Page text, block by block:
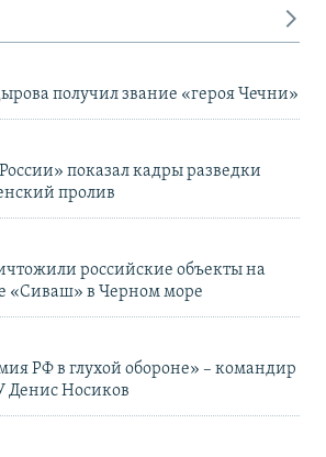
получил звание «героя Чечни»
показал кадры разведки
пролив
российские объекты на
«Сиваш» в Черном море
РФ в глухой обороне» – командир
Денис Носиков